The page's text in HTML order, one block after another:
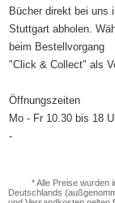
Bücher direkt bei uns
Stuttgart abholen.
beim Bestellvorgang
"Click & Collect" als
Öffnungszeiten
Mo - Fr 10.30 bis 18
-
* Alle Preise wurden
Deutschlands